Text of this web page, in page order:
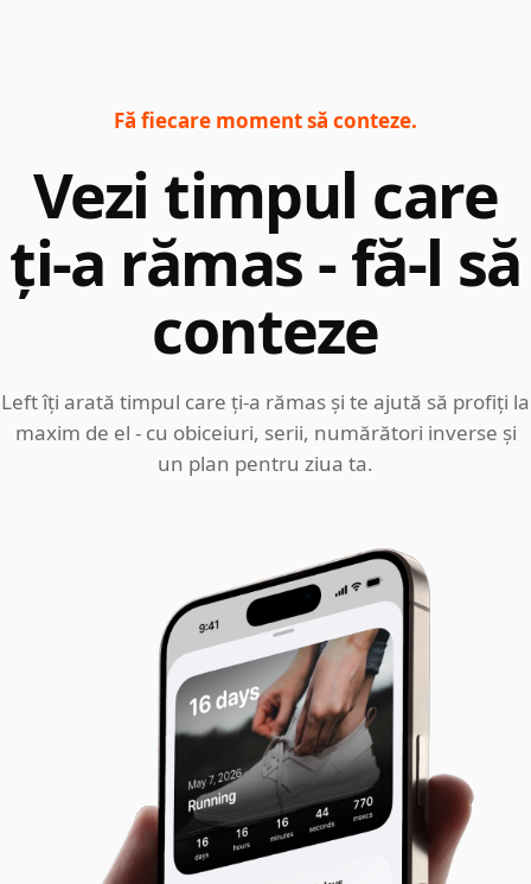
Fă fiecare moment să conteze.
Vezi timpul care
ți-a rămas - fă-l să
conteze
Left îți arată timpul care ți-a rămas și te ajută să profiți la
maxim de el - cu obiceiuri, serii, numărători inverse și
un plan pentru ziua ta.